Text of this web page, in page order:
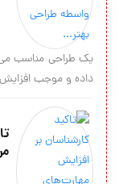
یک طراحی مناسب می
داده و موجب افزایش